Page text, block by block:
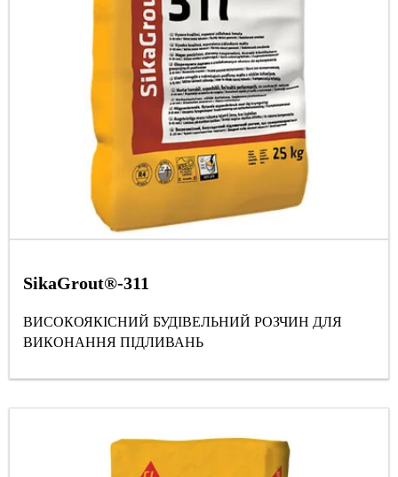
SikaGrout®-311
ВИСОКОЯКІСНИЙ БУДІВЕЛЬНИЙ РОЗЧИН ДЛЯ
ВИКОНАННЯ ПІДЛИВАНЬ